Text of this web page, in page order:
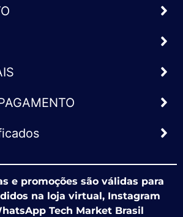
e promoções são válidas para
na loja virtual, Instagram
Tech Market Brasil